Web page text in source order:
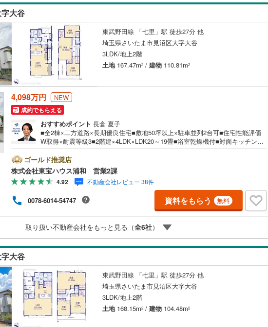
大谷
東武野田線 「七里」駅 徒歩27分 他
埼玉県さいたま市見沼区大字大谷
3LDK/地上2階
土地167.47m2 / 建物 110.81m2
4,098万円 NEW
成約でもらえる
おすすめポイント 長倉 夏子
■全2棟×二方道路×長期優良住宅■敷地50坪以上×駐車並列2台可■住宅性能評価
W取得×耐震等級3■2階建×4LDK×LDK20～19畳■浴室乾燥機付■対面キッチン■
休）こちらの時間帯はお電話でのお問い合わせがスムーズにご案内できますぜ
ひお気軽にご連絡下さい！東宝ハウスライフソリューションズグループ 東宝
ハウス浦和 特別提携金利〔一例〕東宝ハウス浦和の住宅ローン■変動金利全期
間引下げプラン⇒住宅ローン金利優遇割の最大適用《0.89％》と某信用金庫金
利1.275％の比較借入金4000万円返済期間35年の総返済額の差額:303万円※2026
年7月末実行分まで（審査・要件があります）◇TOHO HOUSE CLUBで生涯の
安心をお届け◇東宝ハウスのライフパートナーが直接ご対応ライフプランニン
ゴールド推奨店
株式会社東宝ハウス浦和 営業2課
4.92 不動産会社レビュー 38件
0078-6014-54747 資料をもらう 無料
取り扱い不動産会社をもっと見る（全6社）
大谷
東武野田線 「七里」駅 徒歩27分 他
埼玉県さいたま市見沼区大字大谷
3LDK/地上2階
土地168.15m2 / 建物 104.48m2
この条件で検索する
朝霞市
新座市(6 ) 桶川市(0)
北本市(5 )
三郷市(7 )
幸手市 (10)
吉川市(2)
北足立郡伊奈町(5) 入間郡三芳町(1)
入間郡越生町(0) 比企郡滑川町(0)
比企郡小川町( 0)
比企郡鳩山町 (0)
秩父郡皆野町(0 秩父郡長瀞町(0 )
児玉郡上里町(0) 大里郡寄居町(0)
北葛飾郡杉戸町
この条件で検索するこの条件で検索する
この条件で検索するこの条件で検索する
耐震、免震、制震構造
（6）
（6）
長期優良住宅（6
大規模（総区画数50戸以上）
（
立地
最寄りの駅が始発駅
間取り、居室全体
吹き抜け（2） バリアフリー住宅（16 ）
二世帯向け（0）
サービスルーム（納戸）（6）
キッチン
独立型キッチン（0） 対面キッチン
浴室
浴室乾燥機あり（ ）
バルコニー、庭
ウッドデッキあり ）
この条件で検索する